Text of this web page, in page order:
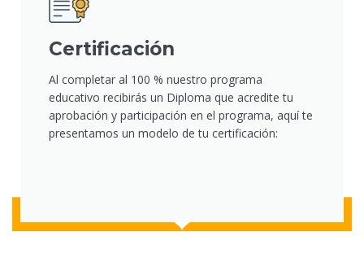
Certificación
Al completar al 100 % nuestro programa
educativo recibirás un Diploma que acredite tu
aprobación y participación en el programa, aquí te
presentamos un modelo de tu certificación: